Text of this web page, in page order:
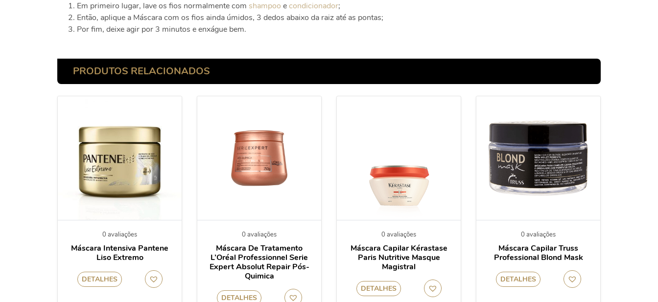
Em primeiro lugar, lave os fios normalmente com shampoo econdicionador;
Então, aplique a Máscara com os fios ainda úmidos, 3 dedos abaixo da raiz até as pontas;
Por fim, deixe agir por 3 minutos e enxágue bem.
PRODUTOS RELACIONADOS
0 avaliações
Máscara Intensiva Pantene
Liso Extremo
DETALHES
0 avaliações
Máscara De Tratamento
L’Oréal Professionnel Serie
Expert Absolut Repair Pós-
Quimica
DETALHES
0 avaliações
Máscara Capilar Kérastase
Paris Nutritive Masque
Magistral
DETALHES
0 avaliações
Máscara Capilar Truss
Professional Blond Mask
DETALHES